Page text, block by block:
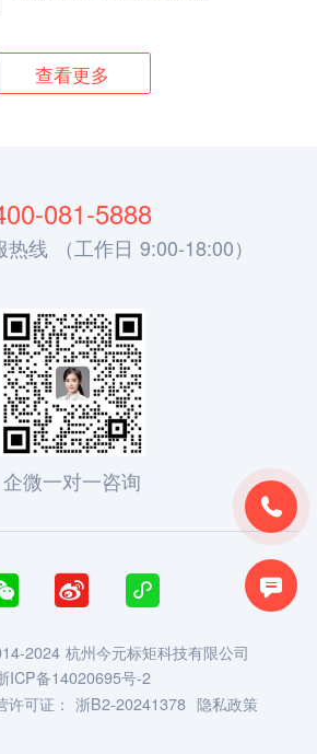
查看更多


081-5888
线 （工作日 9:00-18:00）
企微一对一咨询
 
2024 杭州今元标矩科技有限公司
ICP备14020695号-2
许可证： 浙B2-20241378 隐私政策